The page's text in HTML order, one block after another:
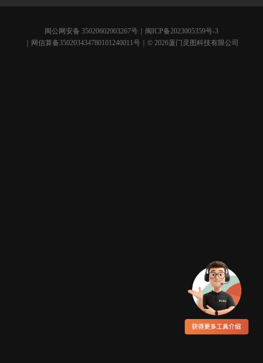
闽公网安备 35020602003267号
闽ICP备2023005359号-3
｜网信算备350203434780101240011号｜© 2026厦门灵图科技有限公司